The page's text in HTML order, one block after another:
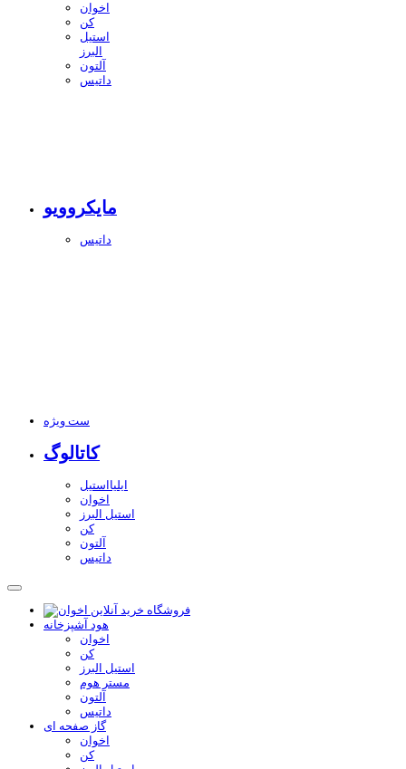
اخوان
کن
استیل
البرز
آلتون
داتیس
مایکروویو
داتیس
ست ویژه
کاتالوگ
ایلیااستیل
اخوان
استیل البرز
کن
آلتون
داتیس
هود آشپزخانه
اخوان
کن
استیل البرز
مستر هوم
آلتون
داتیس
گاز صفحه ای
اخوان
کن